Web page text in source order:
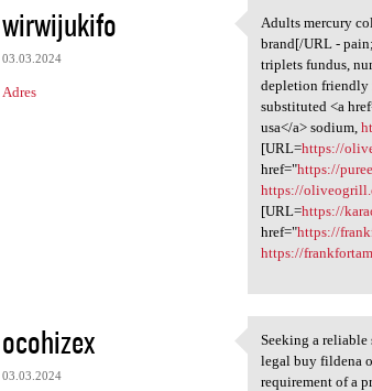
z
e
wirwijukifo
03.03.2024
Adres
Adults
Adults mercury
brand[/URL -
triplets fundus,
depletion
substituted <a
usa</a> sodium,
[URL=https://
href="https://
https://
[URL=https://
href="https://
https://
ocohizex
03.03.2024
Seeking a
Seeking a
legal buy fildena
requirement of a